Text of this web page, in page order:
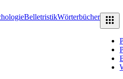
BelletristikWörterbücher